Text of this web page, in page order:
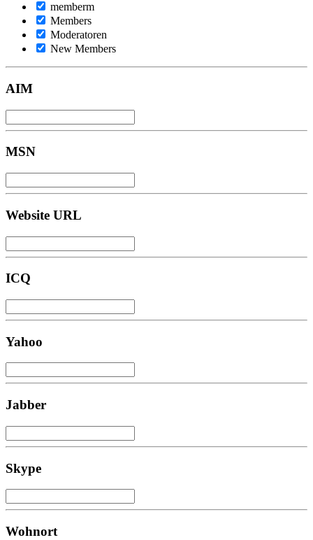
memberm
Members
Moderatoren
New Members
AIM
MSN
Website URL
ICQ
Yahoo
Jabber
Skype
Wohnort